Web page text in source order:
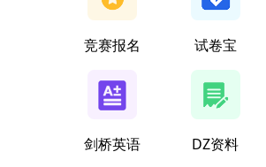
竞赛报名 试卷宝
剑桥英语 DZ资料